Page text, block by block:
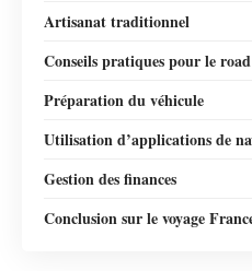
Artisanat traditionnel
Conseils pratiques pour le
Préparation du véhicule
Utilisation d’applications de
Gestion des finances
Conclusion sur le voyage